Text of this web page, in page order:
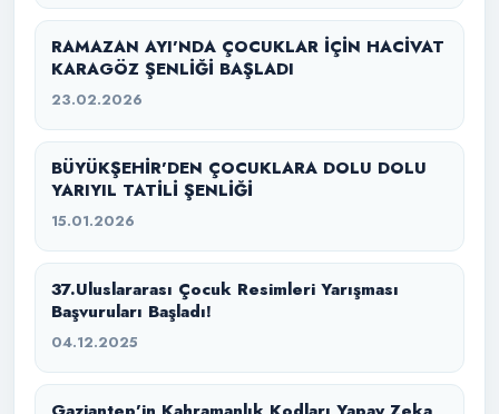
RAMAZAN AYI’NDA ÇOCUKLAR İÇİN HACİVAT
KARAGÖZ ŞENLİĞİ BAŞLADI
23.02.2026
BÜYÜKŞEHİR’DEN ÇOCUKLARA DOLU DOLU
YARIYIL TATİLİ ŞENLİĞİ
15.01.2026
37.Uluslararası Çocuk Resimleri Yarışması
Başvuruları Başladı!
04.12.2025